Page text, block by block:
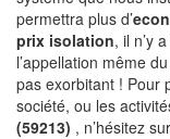
permettra plus d’
prix isolation, il n’y
l’appellation même
pas exorbitant ! Pour
société, ou les
(59213) , n’hésitez